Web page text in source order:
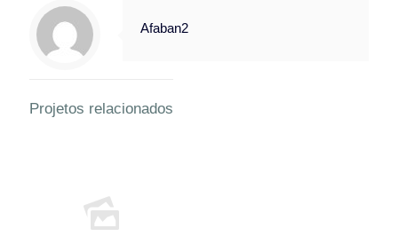
Afaban2
Projetos relacionados